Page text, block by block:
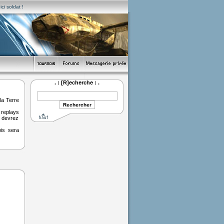
soldat !
Terre
sera
. : [R]echerche : .